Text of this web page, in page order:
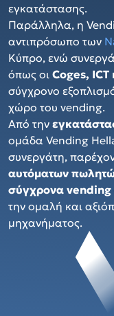
εγκατάστασης.
Παράλληλα, η
αντιπρόσωπο των
Κύπρο, ενώ
όπως οι Coges,
σύγχρονο
χώρο του vending.
Από την
ομάδα Vending
συνεργάτη,
αυτόματων
σύγχρονα
την ομαλή και
μηχανήματος.